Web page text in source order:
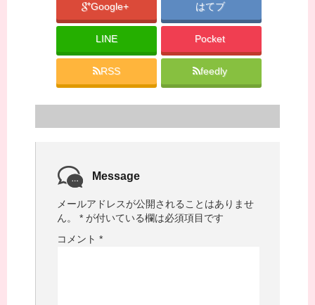
Google+ はてブ
LINE Pocket
RSS feedly
Message
メールアドレスが公開されることはありませ
ん。
* が付いている欄は必須項目です
コメント *